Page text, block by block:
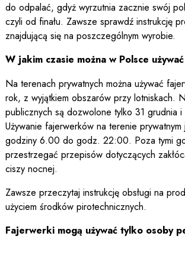
do odpalać, gdyż wyrzutnia zacznie swój
czyli od finału. Zawsze sprawdź instrukcję
znajdującą się na poszczególnym wyrobie.
W jakim czasie można w Polsce
Na terenach prywatnych można używać
rok, z wyjątkiem obszarów przy lotniskach.
publicznych są dozwolone tylko 31 grudnia i
Używanie fajerwerków na terenie
godziny 6.00 do godz. 22:00. Poza tymi
przestrzegać przepisów dotyczących
ciszy nocnej.
Zawsze przeczytaj instrukcję obsługi na
użyciem środków pirotechnicznych.
Fajerwerki mogą używać tylko osoby